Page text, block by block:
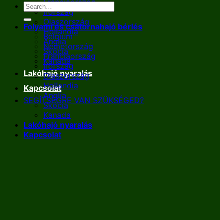
Franciaország
Írország
Olaszország
Hollandia
Anglia
Skócia
Kanada
Lakóhajó nyaralás
Kapcsolat
SEGÍTSÉGRE VAN SZÜKSÉGED?
Folyami és csatornahajó bérlés
Belgium
Németország
Franciaország
Írország
Olaszország
Hollandia
Anglia
Skócia
Kanada
Lakóhajó nyaralás
Kapcsolat